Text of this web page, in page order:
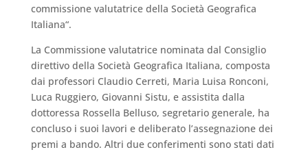
commissione valutatrice della Società Geografica
Italiana“.
La Commissione valutatrice nominata dal Consiglio
direttivo della Società Geografica Italiana, composta
dai professori Claudio Cerreti, Maria Luisa Ronconi,
Luca Ruggiero, Giovanni Sistu, e assistita dalla
dottoressa Rossella Belluso, segretario generale, ha
concluso i suoi lavori e deliberato l’assegnazione dei
premi a bando. Altri due conferimenti sono stati dati